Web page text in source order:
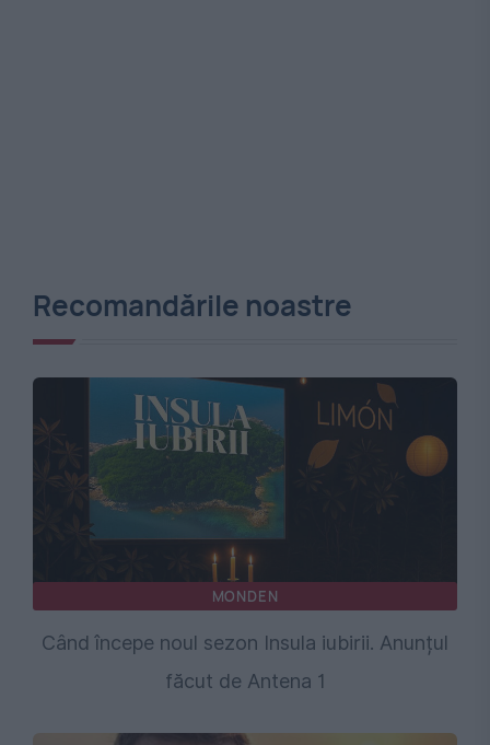
Recomandările noastre
MONDEN
Când începe noul sezon Insula iubirii. Anunțul
făcut de Antena 1